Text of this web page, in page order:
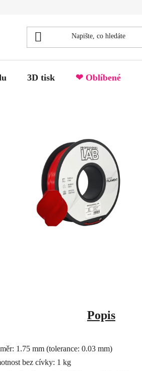
3D tisk ❤ Oblíbené
Popis
1.75 mm (tolerance: 0.03 mm)
bez cívky: 1 kg